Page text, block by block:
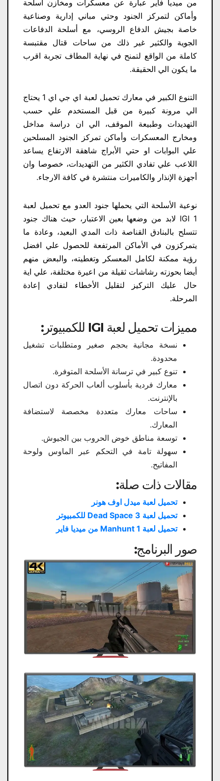
من ميديا فاير عبارة عن معسكرات ومخازن أسلحة
وأماكن لتمركز الجنود وحتي مباني إدارية وصناعية
خاصة بجيش الدفاع الروسي، مع أسلحة الدفاعات
الجوية والكثير غير ذلك من ساحات قتال مقتبسة
كاملة من الواقع لتمنح في نهاية المطاف تجربة اقرب
ما يكون الي الحقيقة.
التنوع الكبير في معارك تحميل لعبة اي جي اي 1 يحتاج
الي مرونة كبيرة من قبل المستخدم علي حسب
التهديدات وطبيعة الموقف، الي ان دراسة مداخل
ومخارج المعسكرات وأماكن تمركز الجنود المسلحين
علي البوابات او حتي الأبراج شاهقة الارتفاع يساعد
اللاعب علي تفادي الكثير من التهديدات، خصوصا وان
أجهزة الإنذار والكاميرات منتشرة في كافة الارجاء.
نوعية الأسلحة التي يحملها جنود العدو مع تحميل لعبة
IGI 1 لابد من وضعها بعين الاعتبار، حيث هناك جنود
تتسلح بالبنادق القناصة ذات المدي البعيد، وعادة ما
يتمركزون في الأماكن المرتفعة للحصول علي افضل
رؤية ممكنة لكامل المعسكر وتغطيته، والبعض منهم
أيضا بحوزته رشاشات ثقيلة من اعيرة مختلفة، علي اية
حال عليك التركيز لتقليل الأخطاء لتفادي إعادة
المرحلة.
مميزات تحميل لعبة IGI للكمبيوتر:
نسخة مجانية بحجم صغير ومتطلبات تشغيل
محدودة.
تنوع كبير في ترسانة الأسلحة المتوفرة.
معارك فردية بأسلوب ألعاب الحركة دون اتصال
بالإنترنت.
ساحات معارك متعددة مخصصة لاستضافة
المعارك.
توسعة مناطق خوض الحروب بين الجيوش.
سهولة تامة في التحكم عبر الماوس ولوحة
المفاتيح.
مقالات ذات صلة:
تحميل لعبة ميدل اوف هونر
تحميل لعبة Dead Space 3 للكمبيوتر
تحميل لعبة Manhunt 1 من ميديا فاير
صور البرنامج: